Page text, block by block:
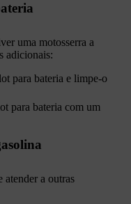
uma motosserra a
adicionais:
para bateria e limpe-o
para bateria com um
atender a outras